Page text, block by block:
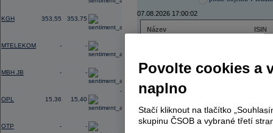
KGH 353,55 353,75
MTELEKOM - -
0,00
MBH JB - -
OPL 15,36 15,40
-0,36
OTP - -
07.08.2026 17:00:02
Název
ISIN
ERSTE BANK
TMR
AD index - vývoj
Region
Povolte cookies a
naplno
Stačí kliknout na tlačítko
skupinu ČSOB a vybrané třetí